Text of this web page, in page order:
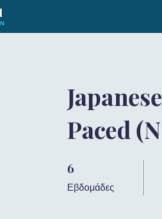
Paced
6
Εβδομάδες
6 Εβδομάδες